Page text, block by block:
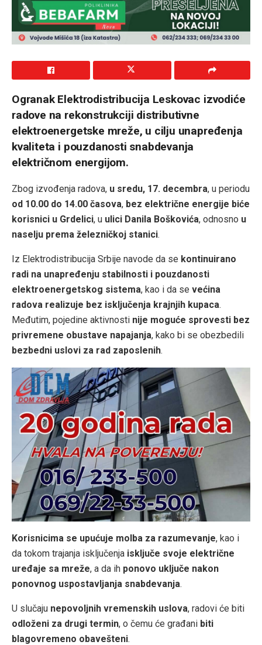
Ogranak Elektrodistribucija Leskovac izvodiće
radove na rekonstrukciji distributivne
elektroenergetske mreže, u cilju unapređenja
kvaliteta i pouzdanosti snabdevanja
električnom energijom.
Zbog izvođenja radova, u sredu, 17. decembra, u periodu
od 10.00 do 14.00 časova, bez električne energije biće
korisnici u Grdelici, u ulici Danila Boškovića, odnosno u
naselju prema železničkoj stanici.
Iz Elektrodistribucija Srbije navode da se kontinuirano
radi na unapređenju stabilnosti i pouzdanosti
elektroenergetskog sistema, kao i da se većina
radova realizuje bez isključenja krajnjih kupaca.
Međutim, pojedine aktivnosti nije moguće sprovesti bez
privremene obustave napajanja, kako bi se obezbedili
bezbedni uslovi za rad zaposlenih.
Korisnicima se upućuje molba za razumevanje, kao i
da tokom trajanja isključenja isključe svoje električne
uređaje sa mreže, a da ih ponovo uključe nakon
ponovnog uspostavljanja snabdevanja.
U slučaju nepovoljnih vremenskih uslova, radovi će biti
odloženi za drugi termin, o čemu će građani biti
blagovremeno obavešteni.